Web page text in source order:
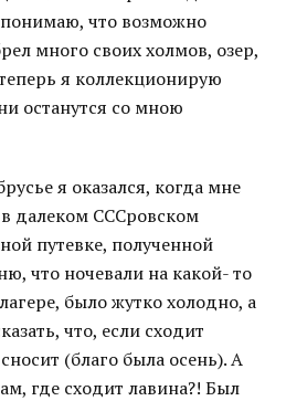
что возможно
много своих холмов, озер,
я коллекционирую
останутся со мною
я оказался, когда мне
далеком СССровском
путевке, полученной
что ночевали на какой- то
было жутко холодно, а
что, если сходит
(благо была осень). А
где сходит лавина?! Был